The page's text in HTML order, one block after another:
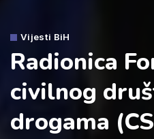
Vijesti BiH
Radionica
civilnog
drogama